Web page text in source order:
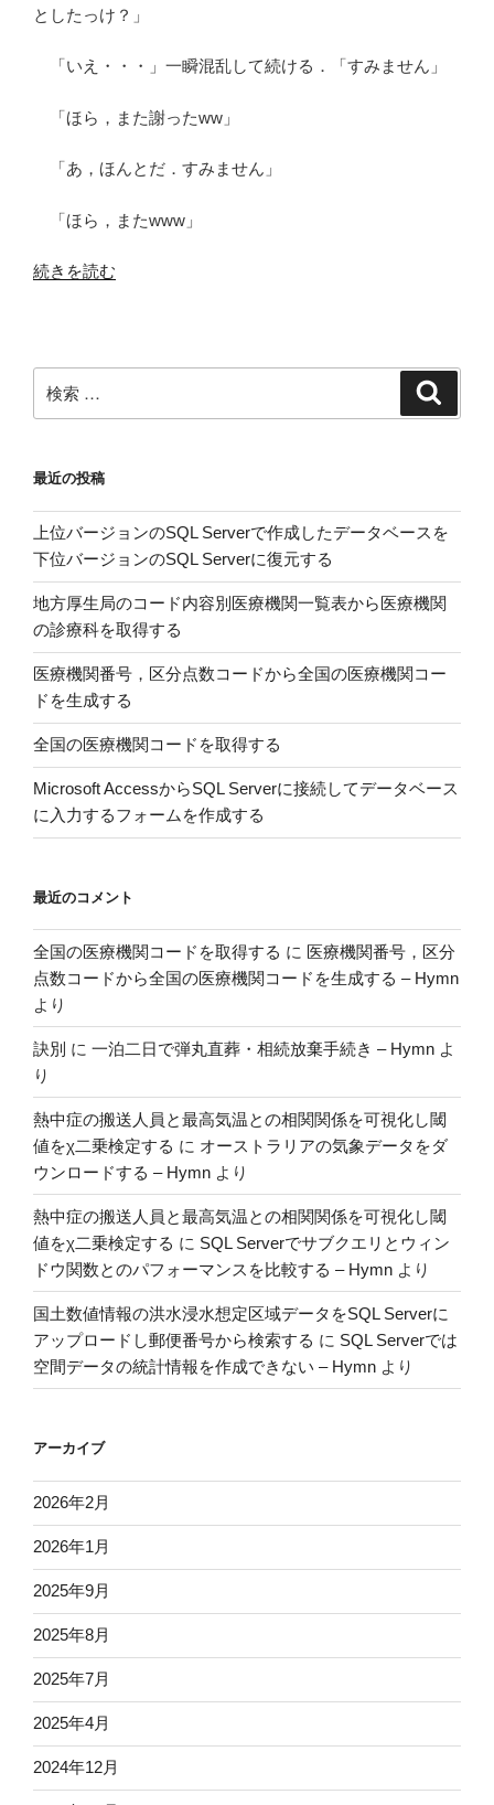
としたっけ？」
「いえ・・・」一瞬混乱して続ける．「すみません」
「ほら，また謝ったww」
「あ，ほんとだ．すみません」
「ほら，またwww」
“親
呪
い”
続きを読む
索:
最近の投稿
上位バージョンのSQL Serverで作成したデータベースを
下位バージョンのSQL Serverに復元する
地方厚生局のコード内容別医療機関一覧表から医療機関
の診療科を取得する
医療機関番号，区分点数コードから全国の医療機関コー
ドを生成する
全国の医療機関コードを取得する
Microsoft AccessからSQL Serverに接続してデータベース
に入力するフォームを作成する
最近のコメント
全国の医療機関コードを取得する に 医療機関番号，区分
点数コードから全国の医療機関コードを生成する – Hymn
より
訣別 に 一泊二日で弾丸直葬・相続放棄手続き – Hymn よ
り
熱中症の搬送人員と最高気温との相関関係を可視化し閾
値をχ二乗検定する に オーストラリアの気象データをダ
ウンロードする – Hymn より
熱中症の搬送人員と最高気温との相関関係を可視化し閾
値をχ二乗検定する に SQL Serverでサブクエリとウィン
ドウ関数とのパフォーマンスを比較する – Hymn より
国土数値情報の洪水浸水想定区域データをSQL Serverに
アップロードし郵便番号から検索する に SQL Serverでは
空間データの統計情報を作成できない – Hymn より
アーカイブ
2026年2月
2026年1月
2025年9月
2025年8月
2025年7月
2025年4月
2024年12月